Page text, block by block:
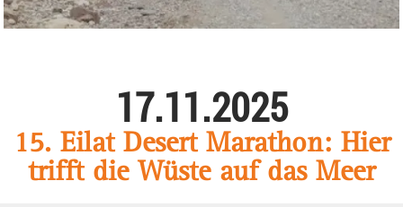
17.11.2025
15. Eilat Desert Marathon: Hier
trifft die Wüste auf das Meer